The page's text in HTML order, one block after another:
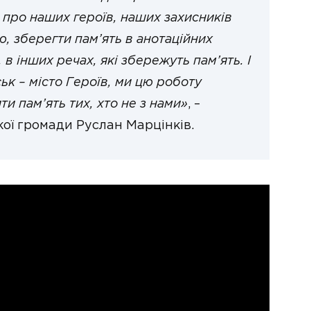
наших героїв, наших захисників
пам’ять в анотаційних
інших речах, які збережуть пам’ять. І
– місто Героїв, ми цю роботу
пам’ять тих, хто не з нами», –
громади Руслан Марцінків.